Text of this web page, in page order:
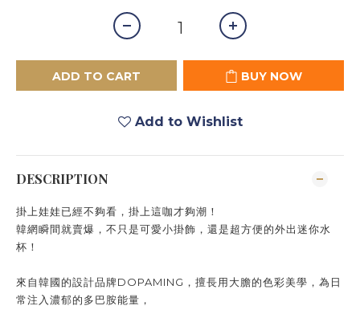
ADD TO CART BUY NOW
Add to Wishlist
DESCRIPTION
掛上娃娃已經不夠看，掛上這咖才夠潮！
韓網瞬間就賣爆，不只是可愛小掛飾，還是超方便的外出迷你水
杯！
來自韓國的設計品牌DOPAMING，擅長用大膽的色彩美學，為日
常注入濃郁的多巴胺能量，